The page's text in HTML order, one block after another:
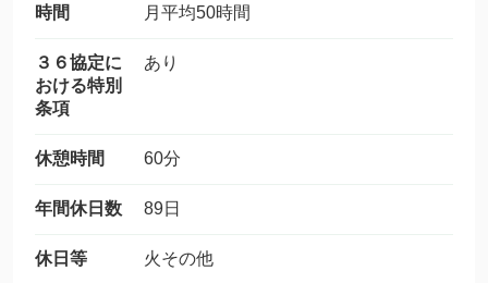
時間
月平均50時間
３６協定に
おける特別
条項
あり
休憩時間 60分
年間休日数 89日
休日等 火その他